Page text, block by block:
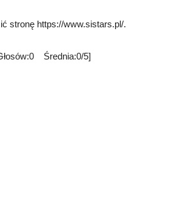
stronę https://www.sistars.pl/.
Średnia:0/5]